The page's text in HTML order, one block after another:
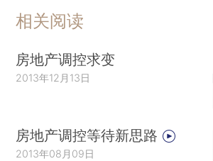
相关阅读
房地产调控求变
2013年12月13日
房地产调控等待新思路
2013年08月09日